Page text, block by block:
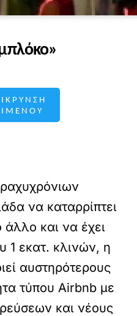
να καταρρίπτει
και να έχει
1 εκατ. κλινών, η
αυστηρότερους
τύπου Airbnb με
και νέους